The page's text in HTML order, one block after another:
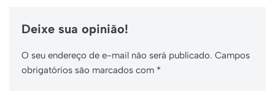
Deixe sua opinião!
O seu endereço de e-mail não será publicado. Campos
obrigatórios são marcados com *